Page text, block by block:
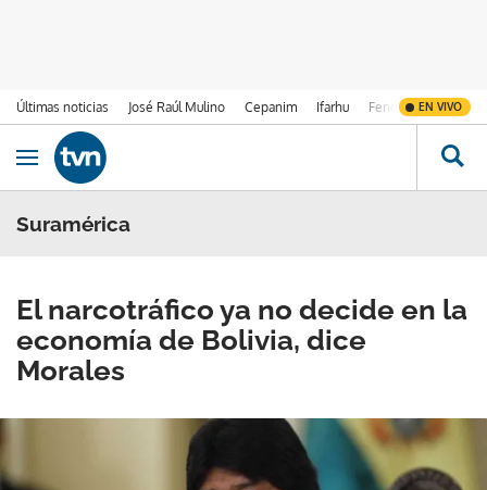
Últimas noticias José Raúl Mulino Cepanim Ifarhu Fenómeno de El
EN VIVO
Ir al contenido
Obrir navegació
Suramérica
El narcotráfico ya no decide en la
economía de Bolivia, dice
Morales